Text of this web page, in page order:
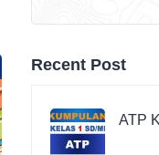
Recent Post
ATP